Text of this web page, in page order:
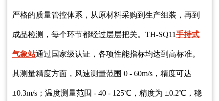
严格的质量管控体系，从原材料采购到生产组装，再到
成品检测，每个环节都经过层层把关。TH-SQ11手持式
气象站通过国家级认证，各项性能指标均达到高标准。
其测量精度方面，风速测量范围 0 - 60m/s，精度可达
±0.3m/s；温度测量范围 - 40 - 125℃，精度为 ±0.2℃，稳